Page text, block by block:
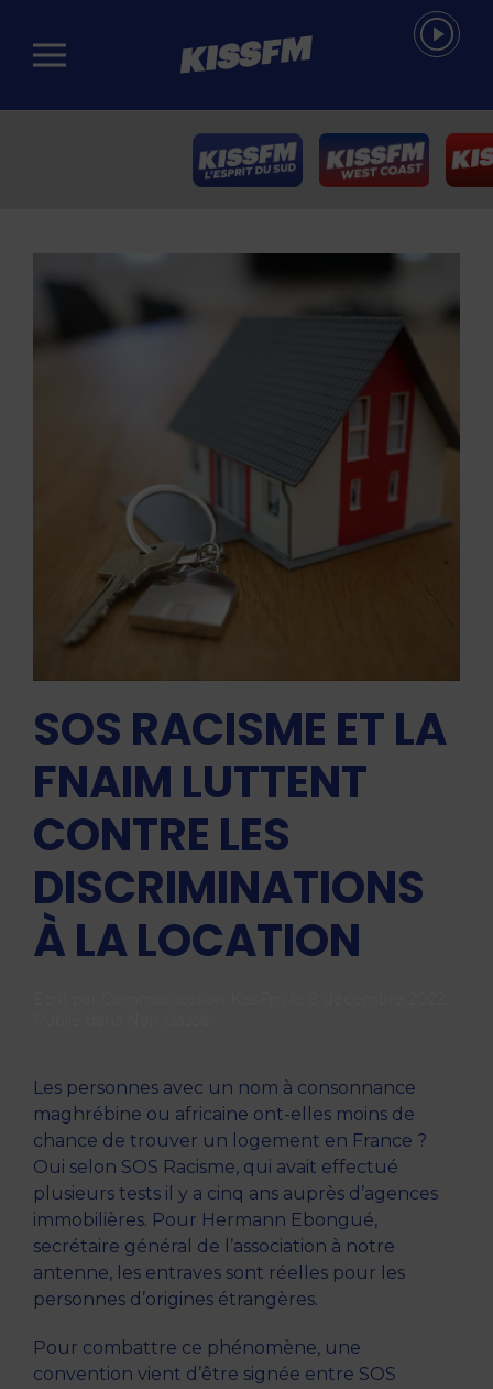
Passer au contenu principal
SOS RACISME ET LA
FNAIM LUTTENT
CONTRE LES
DISCRIMINATIONS
À LA LOCATION
Les personnes avec un nom à consonnance
maghrébine ou africaine ont-elles moins de
chance de trouver un logement en France ?
Oui selon SOS Racisme, qui avait effectué
plusieurs tests il y a cinq ans auprès d’agences
immobilières. Pour Hermann Ebongué,
secrétaire général de l’association à notre
antenne, les entraves sont réelles pour les
personnes d’origines étrangères.
Pour combattre ce phénomène, une
convention vient d’être signée entre SOS